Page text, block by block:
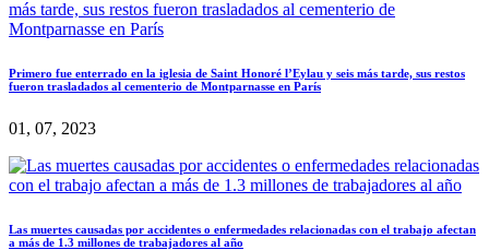
Primero fue enterrado en la iglesia de Saint Honoré l’Eylau y seis más tarde, sus restos
fueron trasladados al cementerio de Montparnasse en París
01, 07, 2023
Las muertes causadas por accidentes o enfermedades relacionadas con el trabajo afectan
a más de 1.3 millones de trabajadores al año